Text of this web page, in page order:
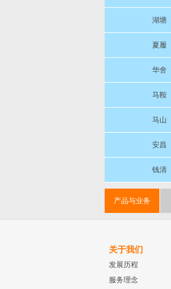
湖塘
夏履
华舍
马鞍
马山
安昌
钱清
产品与业务
关于我们
发展历程
服务理念